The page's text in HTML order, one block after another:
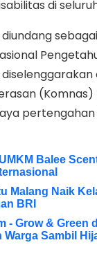
di
diundang
Balee
Malang Naik
BRI
- Grow & Green
Warga Sambil